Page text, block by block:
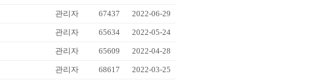
관리자 67437 2022-06-29
관리자 65634 2022-05-24
관리자 65609 2022-04-28
관리자 68617 2022-03-25